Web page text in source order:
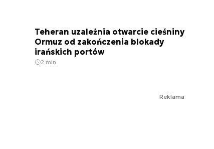
Teheran uzależnia otwarcie cieśniny
Ormuz od zakończenia blokady
irańskich portów
2 min.
Reklama